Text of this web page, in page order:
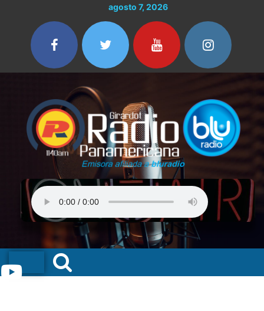
contenido
agosto 7, 2026
Menu